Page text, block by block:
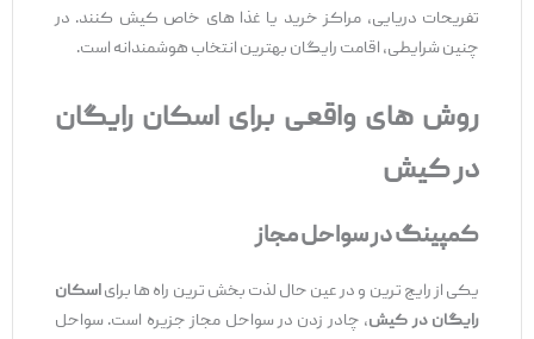
تفریحات دریایی، مراکز خرید یا غذا های خاص کیش کنند. در
چنین شرایطی، اقامت رایگان بهترین انتخاب هوشمندانه است.
روش ‌های واقعی برای اسکان رایگان
در کیش
کمپینگ در سواحل مجاز
یکی از رایج ‌ترین و در عین حال لذت ‌بخش ‌ترین راه‌ ها برایاسکان
رایگان در کیش، چادر زدن در سواحل مجاز جزیره است. سواحل